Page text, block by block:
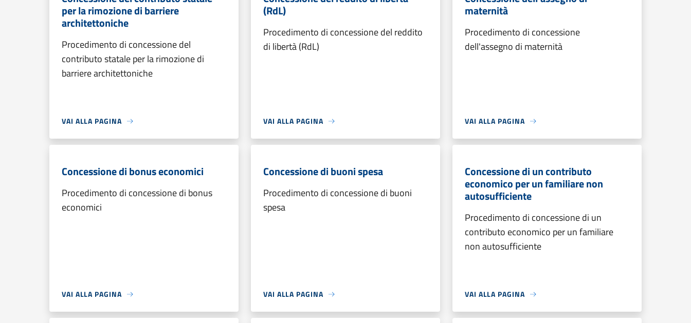
per la rimozione di barriere
architettoniche
Procedimento di concessione del
contributo statale per la rimozione di
barriere architettoniche
VAI ALLA PAGINA
(RdL)
Procedimento di concessione del reddito
di libertà (RdL)
VAI ALLA PAGINA
maternità
Procedimento di concessione
dell'assegno di maternità
VAI ALLA PAGINA
Concessione di bonus economici
Procedimento di concessione di bonus
economici
VAI ALLA PAGINA
Concessione di buoni spesa
Procedimento di concessione di buoni
spesa
VAI ALLA PAGINA
Concessione di un contributo
economico per un familiare non
autosufficiente
Procedimento di concessione di un
contributo economico per un familiare
non autosufficiente
VAI ALLA PAGINA